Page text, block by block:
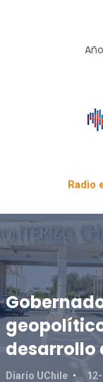
Radio
desarrollo
Diario UChile